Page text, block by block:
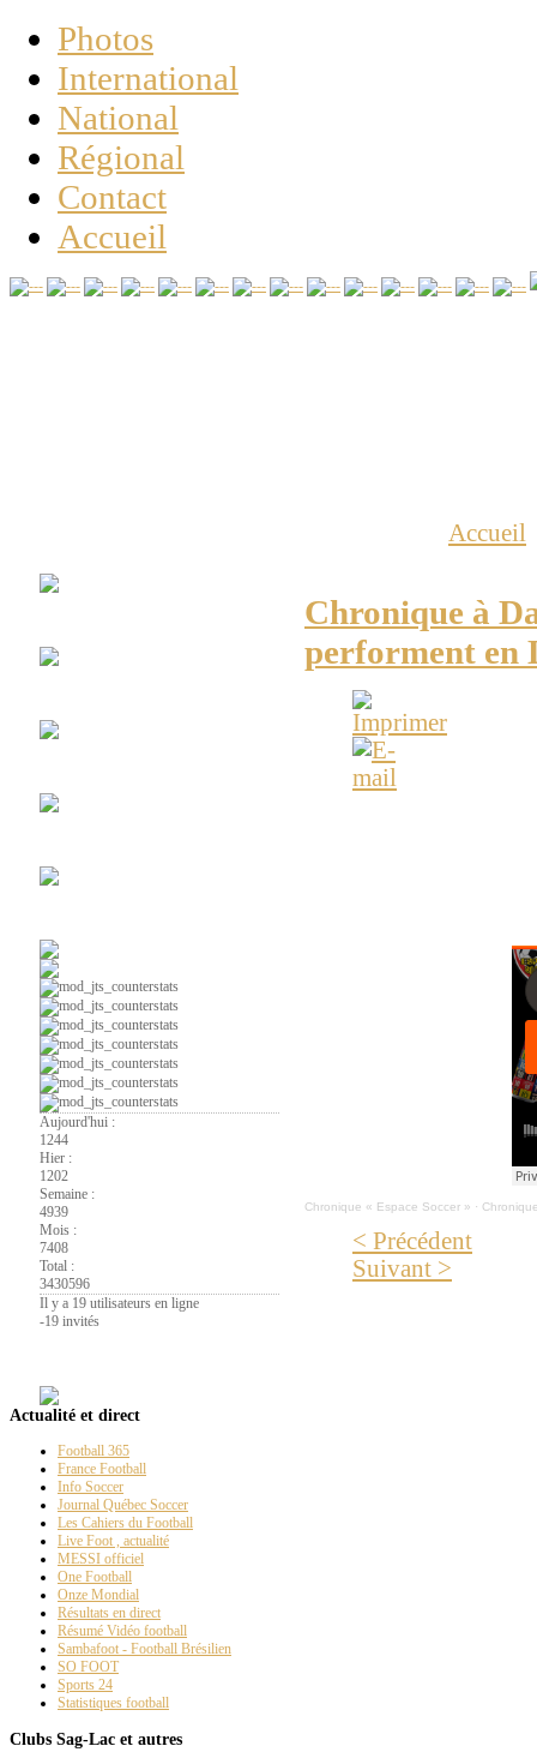
Photos
International
National
Régional
Contact
Accueil
Aujourd'hui :
1244
Hier :
1202
Semaine :
4939
Mois :
7408
Total :
3430596
Il y a 19 utilisateurs en ligne
-19 invités
Accueil
Chronique à
performent en
Chronique « Espace Soccer » ·
< Précédent
Suivant >
Actualité et direct
Football 365
France Football
Info Soccer
Journal Québec Soccer
Les Cahiers du Football
Live Foot , actualité
MESSI officiel
One Football
Onze Mondial
Résultats en direct
Résumé Vidéo football
Sambafoot - Football Brésilien
SO FOOT
Sports 24
Statistiques football
Clubs Sag-Lac et autres